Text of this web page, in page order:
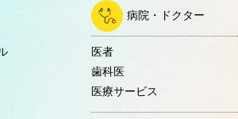
病院・ドクター
医者
歯科医
医療サービス